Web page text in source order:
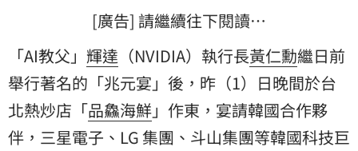
[廣告] 請繼續往下閱讀…
「AI教父」 輝達 （NVIDIA）執行長黃仁勳繼日前
舉行著名的「兆元宴」後，昨（1）日晚間於台
北熱炒店「品鱻海鮮」作東，宴請韓國合作夥
伴，三星電子、LG 集團、斗山集團等韓國科技巨